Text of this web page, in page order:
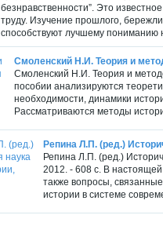
безнравственности”. Это
труду. Изучение прошлого,
способствуют лучшему пониманию
Смоленский Н.И. Теория и
Смоленский Н.И. Теория и
пособии анализируются
необходимости, динамики
Рассматриваются методы
Репина Л.П. (ред.)
Репина Л.П. (ред.)
2012. - 608 с. В
также вопросы,
истории в системе